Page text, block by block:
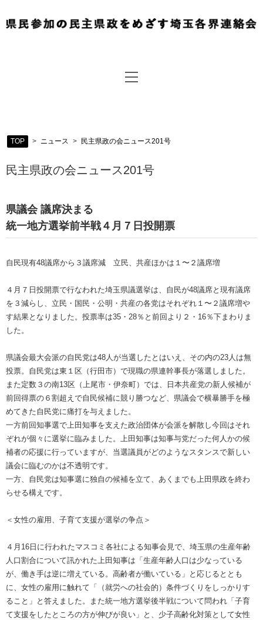
TOP > ニュース > 民主県政の会ニュース201号
民主県政の会ニュース201号
県議会 議席決まる
統一地方選挙前半戦４月７日投開票
自民現有48議席から３議席減 立民、共産ほかは１〜２議席増
４月７日投開票で行なわれた埼玉県議選挙は、自民が48議席と現有議席
を３減らし、立民・国民・公明・共産の各党はそれぞれ１〜２議席増や
す結果となりました。投票率は35・28％と前回より２・16％下まわりま
した。
県議会最大会派の自民党は48人が当選したとはいえ、その内の23人は無
投票。自民党は東１区（行田市）で現職の県連幹事長が落選しました。
また定数３の南13区（上尾市・伊奈町）では、日本共産党の新人候補が
前回得票の６割超えで自民候補に競り勝つなど、県議会で横暴勝手を極
めてきた自民党に痛打を与えました。
一方前回知事選で上田知事を支えた政治団体が会派を解散し今回はそれ
ぞれが個々に選挙に臨みました。上田知事は知事与党だった何人かの候
補者の応援に行っていますが、当選議員がどのようなスタンスで新しい
議会に臨むのかは不透明です。
一方、自民党は知事選に独自の候補を立て、あくまでも上田県政を終わ
らせる構えです。
＜女性の雇用、子育て支援が選挙の争点＞
４月16日に行われたマスコミ各社による知事会見で、埼玉県の生産年齢
人口割合について訊かれた上田知事は「生産年齢人口は少なっている
が、働き手は逆に増えている。高齢者が働いている」と応じるととも
に、女性の雇用に触れて「（就労への社会的）条件づくりをしっかりす
ること」と答えました。また統一地方選挙後半戦について問われ「子育
て支援をしたところの方が伸びが良い」と、少子高齢化対策として女性